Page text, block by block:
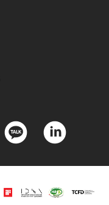
카
오
톡
크
드
인